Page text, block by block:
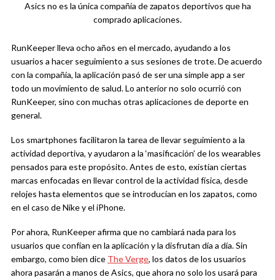
Asics no es la única compañía de zapatos deportivos que ha
comprado aplicaciones.
RunKeeper lleva ocho años en el mercado, ayudando a los
usuarios a hacer seguimiento a sus sesiones de trote. De acuerdo
con la compañía, la aplicación pasó de ser una simple app a ser
todo un movimiento de salud. Lo anterior no solo ocurrió con
RunKeeper, sino con muchas otras aplicaciones de deporte en
general.
Los smartphones facilitaron la tarea de llevar seguimiento a la
actividad deportiva, y ayudaron a la ‘masificación’ de los wearables
pensados para este propósito. Antes de esto, existían ciertas
marcas enfocadas en llevar control de la actividad física, desde
relojes hasta elementos que se introducían en los zapatos, como
en el caso de Nike y el iPhone.
Por ahora, RunKeeper afirma que no cambiará nada para los
usuarios que confían en la aplicación y la disfrutan día a día. Sin
embargo, como bien dice The Verge, los datos de los usuarios
ahora pasarán a manos de Asics, que ahora no solo los usará para